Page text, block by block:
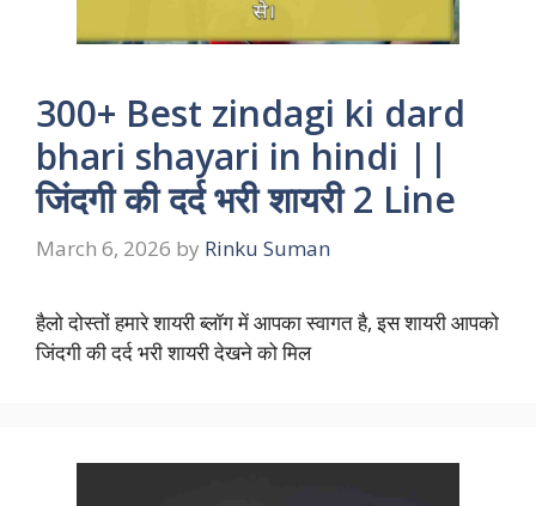
300+ Best zindagi ki dard
bhari shayari in hindi ||
जिंदगी की दर्द भरी शायरी 2 Line
March 6, 2026 by Rinku Suman
हैलो दोस्तों हमारे शायरी ब्लॉग में आपका स्वागत है, इस शायरी आपको
जिंदगी की दर्द भरी शायरी देखने को मिल